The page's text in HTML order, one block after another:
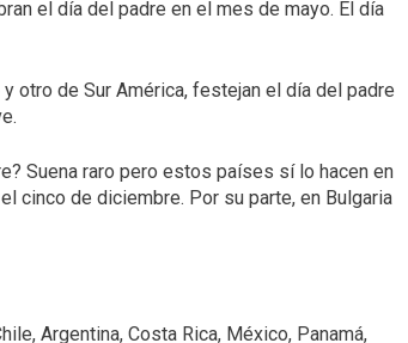
el día del padre en el mes de mayo. El día
otro de Sur América, festejan el día del padre
Suena raro pero estos países sí lo hacen en
cinco de diciembre. Por su parte, en Bulgaria
Argentina, Costa Rica, México, Panamá,